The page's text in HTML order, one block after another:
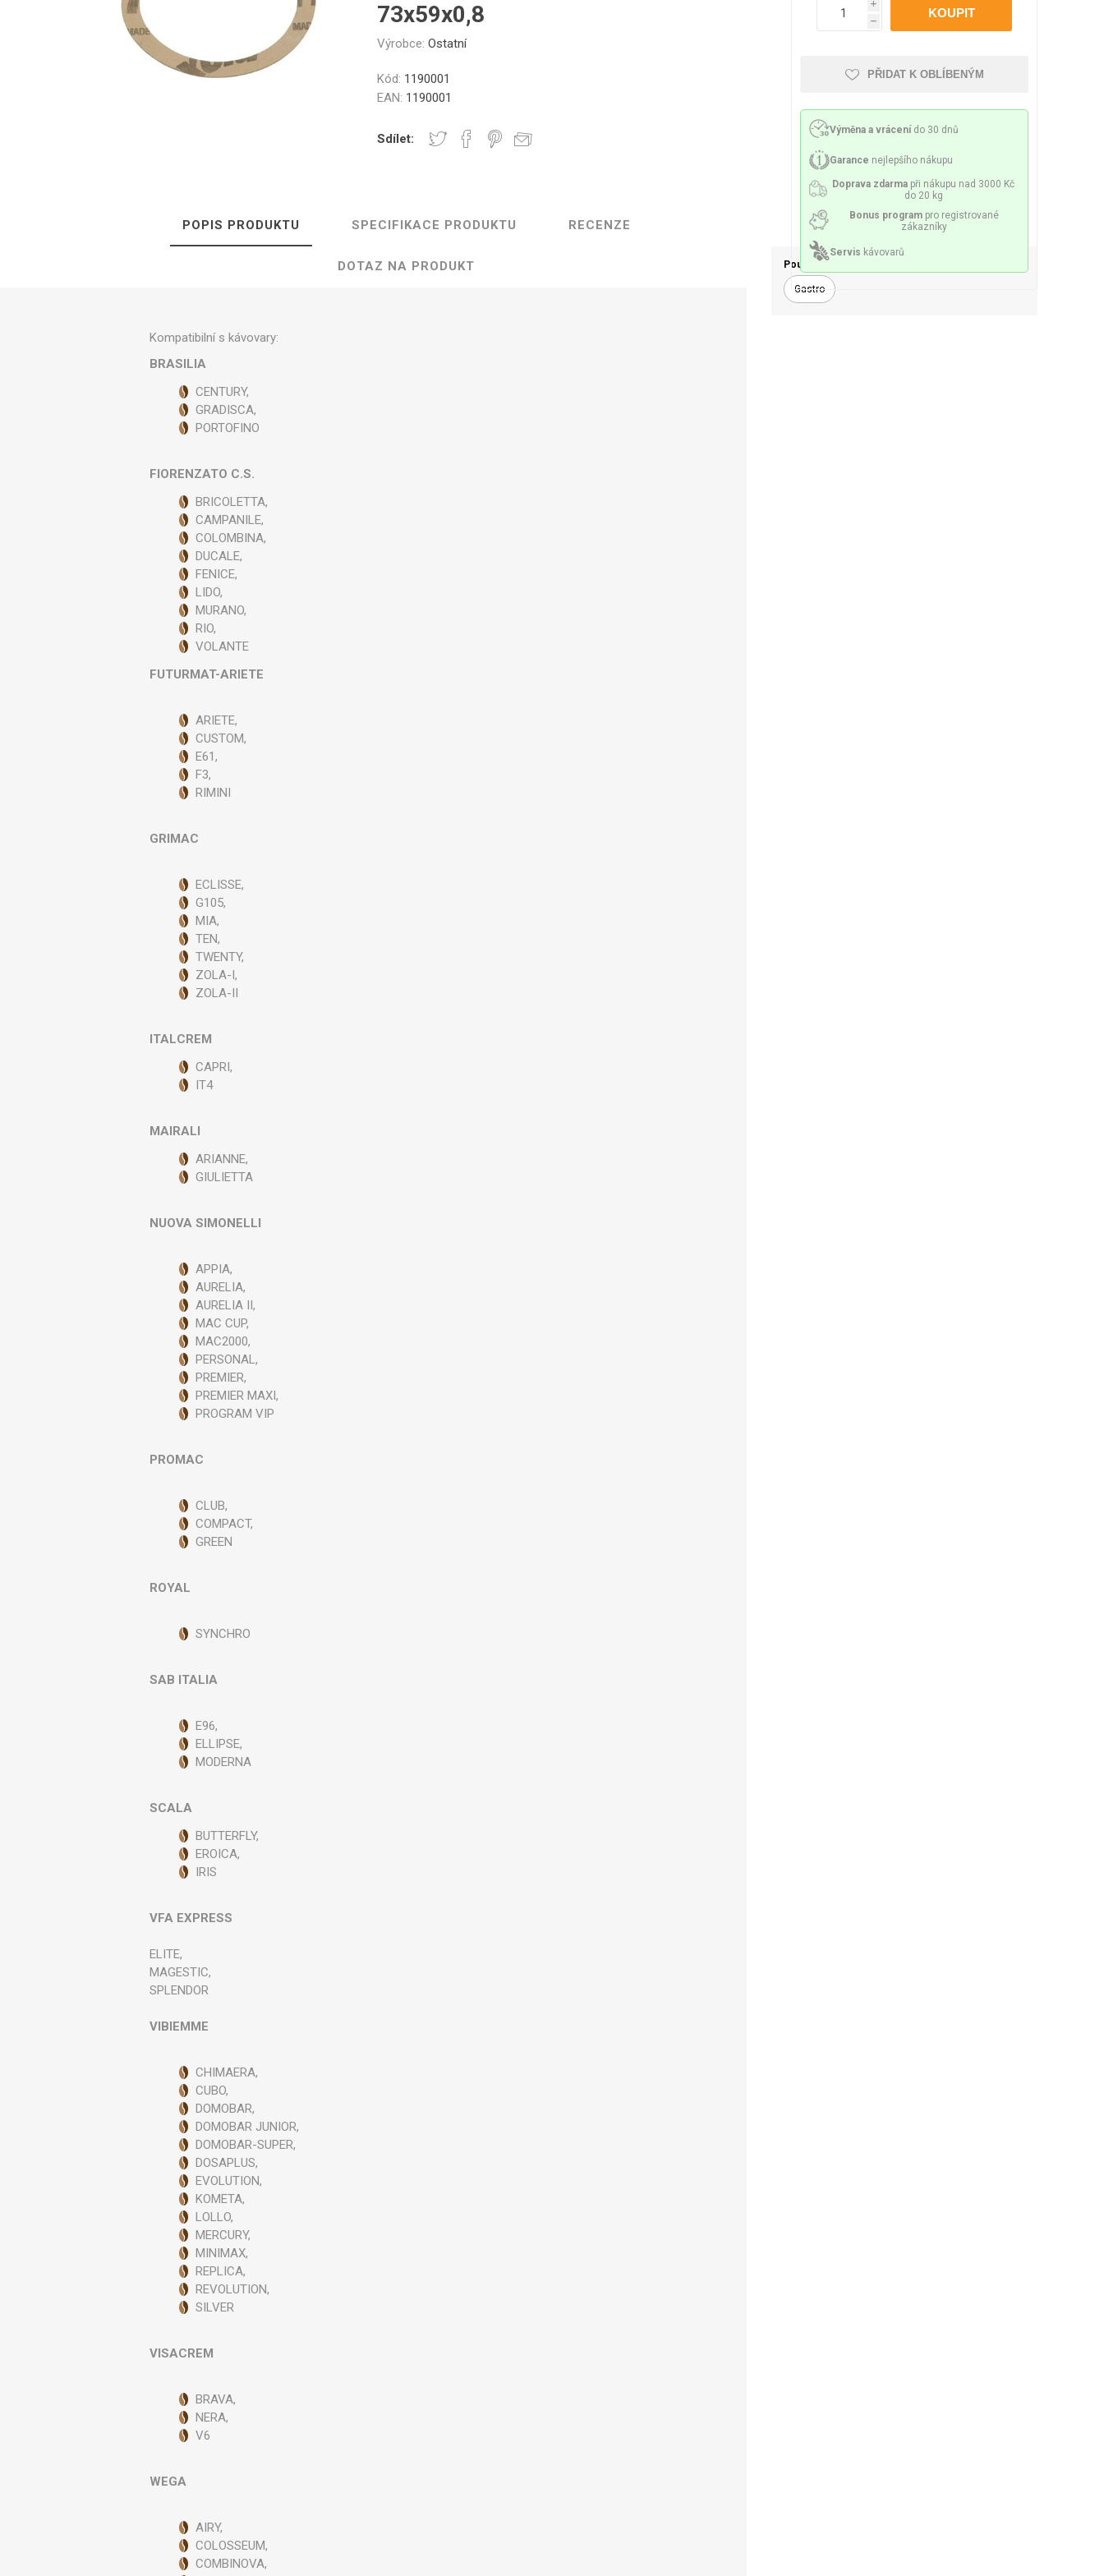
Hrnky a Sklenice
Části krytu Mazivo
Elektronika Topná tělesa a spirály Čerpadla
Spařovací jednotky Šrouby a držáky
Isofa
Professional
73x59x0,8
Výrobce: Ostatní
Kód: 1190001
EAN: 1190001
Sdílet:
i
h
PŘIDAT K OBLÍBENÝM
Výměna a vrácení do 30 dnů
Garance nejlepšího nákupu
Doprava zdarma při nákupu nad 3000 Kč
do 20 kg
Bonus program pro registrované
zákazníky
Servis kávovarů
Použití
Gastro
POPIS PRODUKTU SPECIFIKACE PRODUKTU RECENZE
DOTAZ NA PRODUKT
Kompatibilní s kávovary:
BRASILIA
CENTURY,
GRADISCA,
PORTOFINO
FIORENZATO C.S.
BRICOLETTA,
CAMPANILE,
COLOMBINA,
DUCALE,
FENICE,
LIDO,
MURANO,
RIO,
VOLANTE
FUTURMAT-ARIETE
ARIETE,
CUSTOM,
E61,
F3,
RIMINI
GRIMAC
ECLISSE,
G105,
MIA,
TEN,
TWENTY,
ZOLA-I,
ZOLA-II
ITALCREM
CAPRI,
IT4
MAIRALI
ARIANNE,
GIULIETTA
NUOVA SIMONELLI
APPIA,
AURELIA,
AURELIA II,
MAC CUP,
MAC2000,
PERSONAL,
PREMIER,
PREMIER MAXI,
PROGRAM VIP
PROMAC
CLUB,
COMPACT,
GREEN
ROYAL
SYNCHRO
SAB ITALIA
E96,
ELLIPSE,
MODERNA
SCALA
BUTTERFLY,
EROICA,
IRIS
VFA EXPRESS
ELITE,
MAGESTIC,
SPLENDOR
VIBIEMME
CHIMAERA,
CUBO,
DOMOBAR,
DOMOBAR JUNIOR,
DOMOBAR-SUPER,
DOSAPLUS,
EVOLUTION,
KOMETA,
LOLLO,
MERCURY,
MINIMAX,
REPLICA,
REVOLUTION,
SILVER
VISACREM
BRAVA,
NERA,
V6
WEGA
AIRY,
COLOSSEUM,
COMBINOVA,